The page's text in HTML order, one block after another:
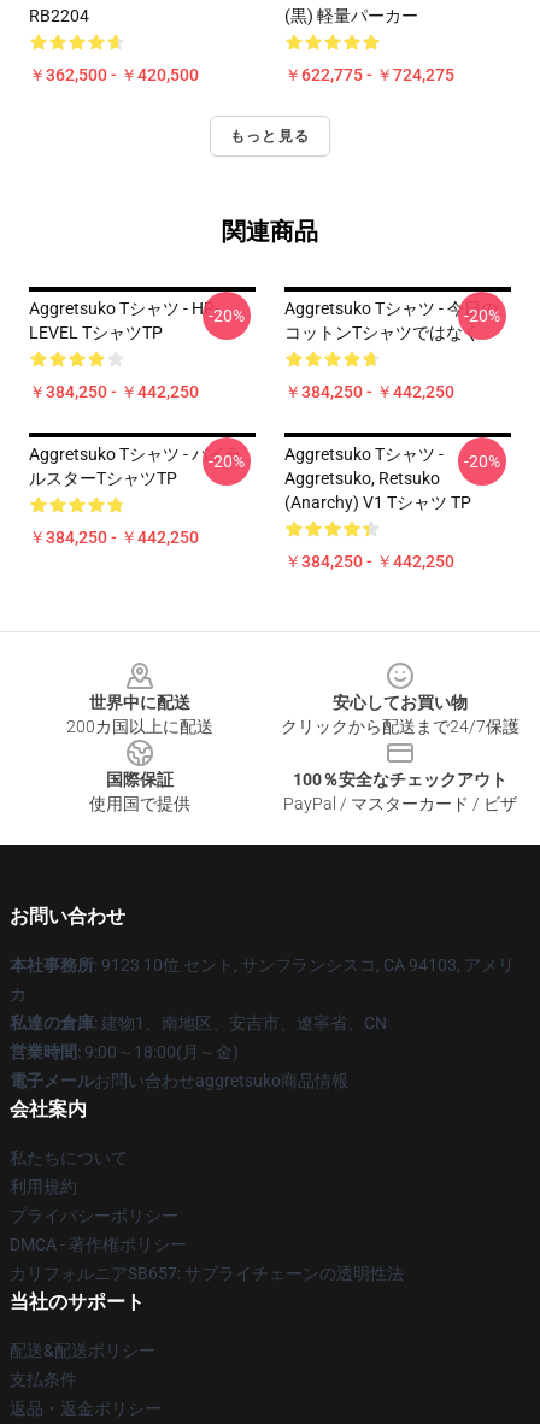
RB2204
￥362,500 - ￥420,500
(黒) 軽量パーカー
￥622,775 - ￥724,275
もっと見る
関連商品
Aggretsuko Tシャツ - HP-
LEVEL TシャツTP
￥384,250 - ￥442,250
-20%
Aggretsuko Tシャツ - 今日の
コットンTシャツではなく
￥384,250 - ￥442,250
-20%
Aggretsuko Tシャツ - バイラ
ルスターTシャツTP
￥384,250 - ￥442,250
-20%
Aggretsuko Tシャツ -
Aggretsuko, Retsuko
(anarchy) V1 Tシャツ TP
￥384,250 - ￥442,250
-20%
世界中に配送
200カ国以上に配送
安心してお買い物
クリックから配送まで24/7保護
国際保証
使用国で提供
100％安全なチェックアウト
PayPal / マスターカード / ビザ
お問い合わせ
本社事務所: 9123 10位 セント, サンフランシスコ, CA 94103, アメリ
カ
私達の倉庫: 建物1、南地区、安吉市、遼寧省、CN
営業時間: 9:00～18:00(月～金)
電子メールお問い合わせaggretsuko商品情報
会社案内
私たちについて
利用規約
プライバシーポリシー
DMCA - 著作権ポリシー
カリフォルニアSB657: サプライチェーンの透明性法
当社のサポート
配送&配送ポリシー
支払条件
返品・返金ポリシー